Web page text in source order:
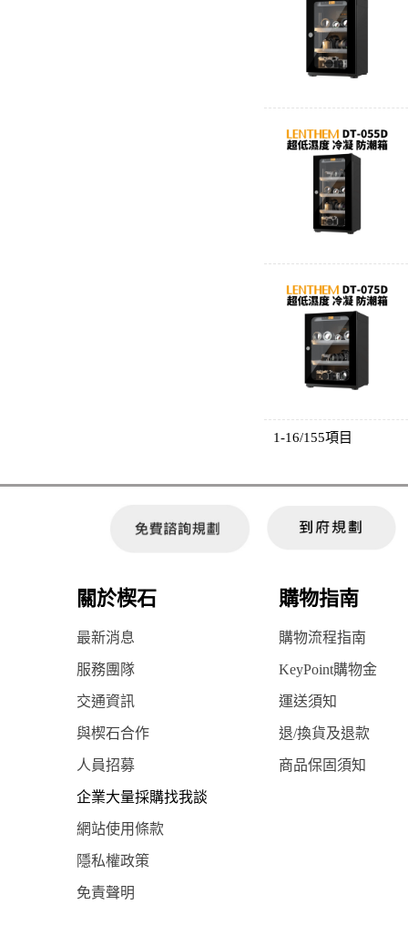
1-16/155項目
關於楔石 購物指南
最新消息 購物流程指南
服務團隊 KeyPoint購物金
交通資訊 運送須知
與楔石合作 退/換貨及退款
人員招募 商品保固須知
企業大量採購找我談
網站使用條款
隱私權政策
免責聲明